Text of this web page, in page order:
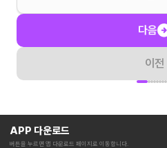
이전
다음
APP 다운로드
버튼을 누르면 앱 다운로드 페이지로 이동합니다.